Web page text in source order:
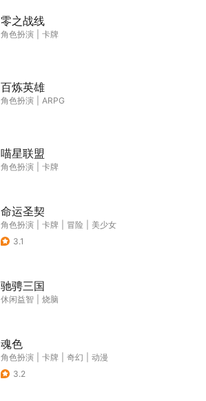
零之战线
角色扮演 卡牌
百炼英雄
角色扮演 ARPG
喵星联盟
角色扮演 卡牌
命运圣契
角色扮演 卡牌 冒险
美少女
3.1
驰骋三国
休闲益智 烧脑
魂色
角色扮演 卡牌 奇幻
动漫
3.2